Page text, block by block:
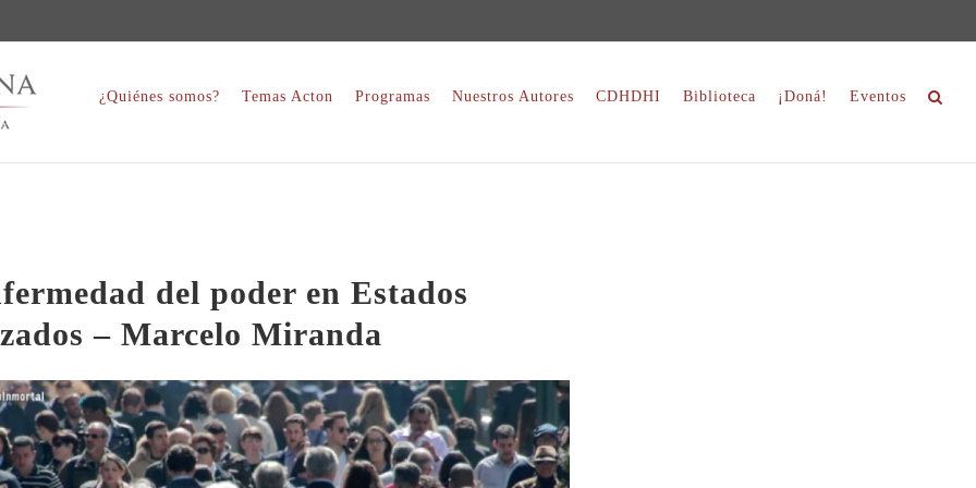
¿Quiénes somos? Temas Acton Programas Nuestros Autores CDHDHI Biblioteca ¡Doná! Eventos
del poder en Estados
– Marcelo Miranda